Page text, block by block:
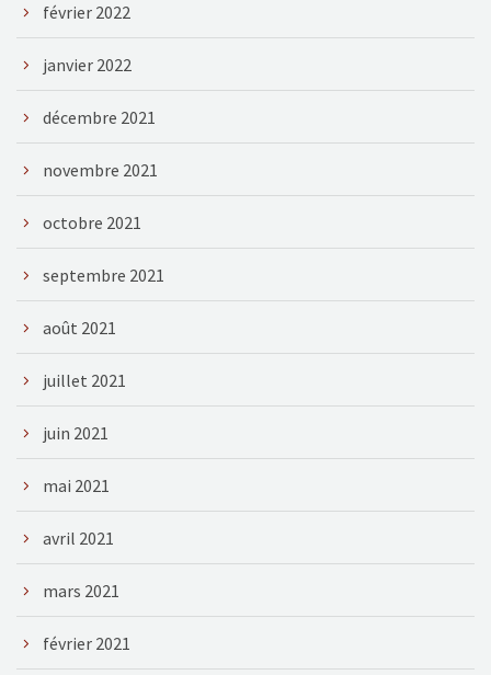
février 2022
janvier 2022
décembre 2021
novembre 2021
octobre 2021
septembre 2021
août 2021
juillet 2021
juin 2021
mai 2021
avril 2021
mars 2021
février 2021